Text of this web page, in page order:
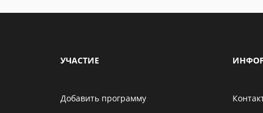
УЧАСТИЕ
Добавить программу